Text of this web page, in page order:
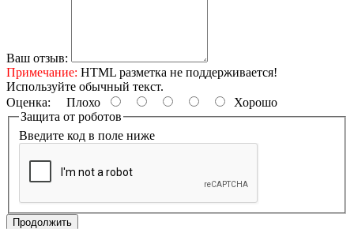
Ваш отзыв:
Примечание: HTML разметка не поддерживается!
Используйте обычный текст.
Оценка: Плохо
Хорошо
Защита от роботов
Введите код в поле ниже
Продолжить